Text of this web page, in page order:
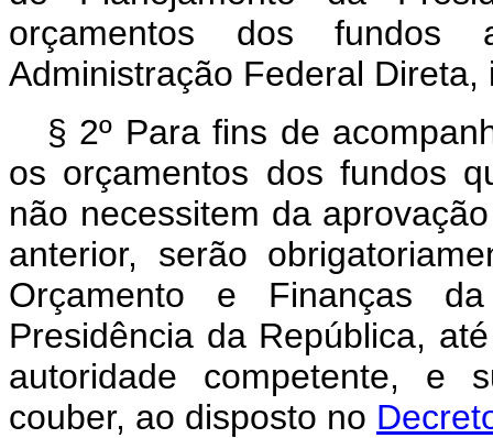
orçamentos dos fundos
Administração Federal
§ 2º Para fins de
os orçamentos dos fundos
não necessitem da
anterior, serão
Orçamento e Finanças
Presidência da República,
autoridade competente, e
couber, ao disposto no